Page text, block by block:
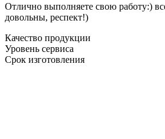
Отлично выполняете свою работу:)
довольны, респект!)
Качество продукции
Уровень сервиса
Срок изготовления